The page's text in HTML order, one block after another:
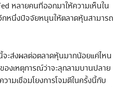
หลายคนที่ออกมาให้ความเห็นใน
กหนึ่งปัจจัยหนุนให้ตลาดหุ้นสามารถ
ะส่งผลต่อตลาดหุ้นมากน้อยแค่ไหน
องเหตุการณ์ว่าจะลุกลามบานปลาย
วามเชื่อมโยงการโจมตีในครั้งนี้กับ